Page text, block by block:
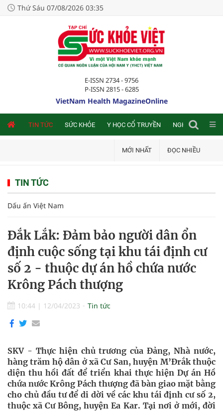
Thứ Sáu 07/08/2026 03:35
E-ISSN 2734 - 9756
P-ISSN 2815 - 6285
VietNam Health MagazineOnline
TIN TỨC SỨC KHỎE Y HỌC CỔ TRUYỀN NGHIÊN CỨU
MỚI NHẤT ĐỌC NHIỀU
TIN TỨC
Dấu ấn Việt Nam
Đắk Lắk: Đảm bảo người dân ổn
định cuộc sống tại khu tái định cư
số 2 - thuộc dự án hồ chứa nước
Krông Pách thượng
10:44 | 12/04/2023 Tin tức
SKV - Thực hiện chủ trương của Đảng, Nhà nước,
hàng trăm hộ dân ở xã Cư San, huyện M’Đrắk thuộc
diện thu hồi đất để triển khai thực hiện Dự án Hồ
chứa nước Krông Pách thượng đã bàn giao mặt bằng
cho chủ đầu tư để di dời về các khu tái định cư số 2,
thuộc xã Cư Bông, huyện Ea Kar. Tại nơi ở mới, đời